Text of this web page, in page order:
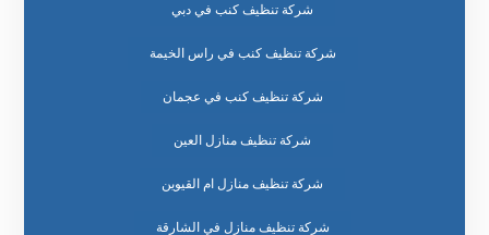
شركة تنظيف كنب في دبي
شركة تنظيف كنب في راس الخيمة
شركة تنظيف كنب في عجمان
شركة تنظيف منازل العين
شركة تنظيف منازل ام القيوين
شركة تنظيف منازل في الشارقة